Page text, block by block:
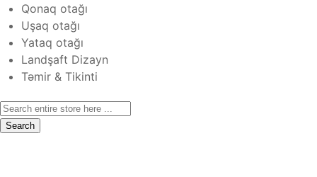
Qonaq otağı
Uşaq otağı
Yataq otağı
Landşaft Dizayn
Təmir & Tikinti
Search